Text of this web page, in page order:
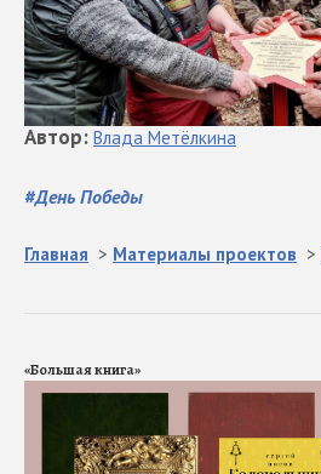
#День Победы
Автор: Влада Метёлкина
Главная > Материалы проектов >
«Большая книга»